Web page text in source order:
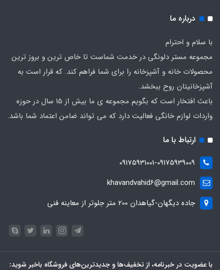
درباره ما
با سلام و احترام
مجموعه مستر دلونگی در خدمت شماست تا خاص ترین و بروز ترین
محصولات خانه و آشپزخانه را برای شما فراهم کند. که قرار است به
آشپزخانیتان روح ببخشد.
باعث افتخار است که بگویم مجموعه ی ما بیش از 15 سال در حوزه
واردات لوازم خانگی فعالیت دارد که می تواند ضامن اعتماد شما باشد.
ارتباط با ما
09175931001-09175939009
khavandvahid6@gmail.com
جاده دیگهان-گیاهدان 200 متر جلوتر از معاینه فنی
با عضویت در خبرنامه، از تخفیف‌ها و جدیدترین‌های فروشگاه باخبر شوید: